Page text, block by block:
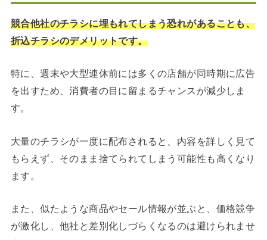
競合他社のチラシに埋もれてしまう恐れがあることも、
折込チラシのデメリットです。
特に、週末や大型連休前には多くの店舗が同時期に広告
を出すため、消費者の目に留まるチャンスが減少しま
す。
大量のチラシが一度に配布されると、内容を詳しく見て
もらえず、そのまま捨てられてしまう可能性も高くなり
ます。
また、似たような商品やセール情報が並ぶと、価格競争
が激化し、他社と差別化しづらくなるのは避けられませ